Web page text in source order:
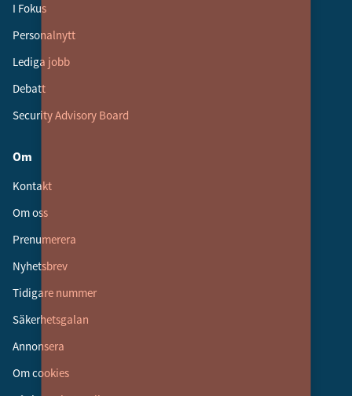
I Fokus
Personalnytt
Lediga jobb
Debatt
Security Advisory Board
Om
Kontakt
Om oss
Prenumerera
Nyhetsbrev
Tidigare nummer
Säkerhetsgalan
Annonsera
Om cookies